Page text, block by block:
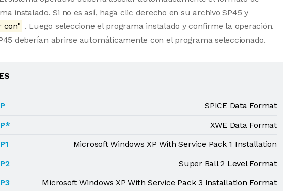
instalado. Si no es así, haga clic derecho en su archivo SP45 y
con" . Luego seleccione el programa instalado y confirme la operación.
deberían abrirse automáticamente con el programa seleccionado.
SPICE Data Format
XWE Data Format
Microsoft Windows XP With Service Pack 1 Installation
Super Ball 2 Level Format
Microsoft Windows XP With Service Pack 3 Installation Format